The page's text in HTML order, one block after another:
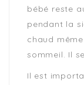
bébé reste
pendant la
chaud
sommeil. Il
Il est